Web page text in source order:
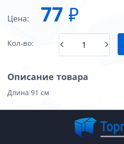
Цена: 77 ₽
Кол-во:
Описание товара
Длина 91 см